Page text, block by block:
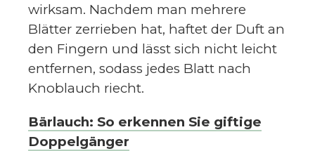
wirksam. Nachdem man mehrere
Blätter zerrieben hat, haftet der Duft an
den Fingern und lässt sich nicht leicht
entfernen, sodass jedes Blatt nach
Knoblauch riecht.
Bärlauch: So erkennen Sie giftige
Doppelgänger